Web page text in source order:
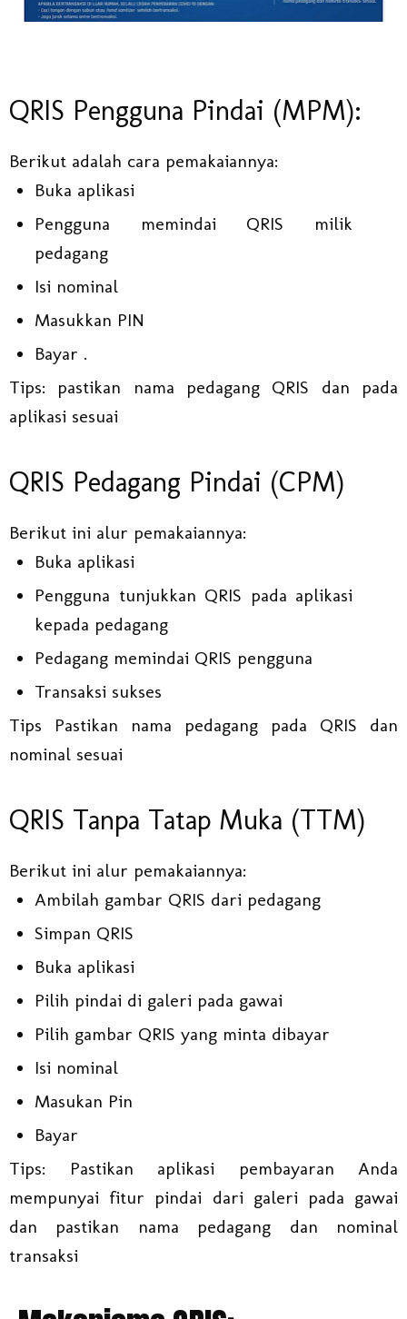
QRIS Pengguna Pindai (MPM):
Berikut adalah cara pemakaiannya:
Buka aplikasi
Pengguna memindai QRIS milik
pedagang
Isi nominal
Masukkan PIN
Bayar .
Tips: pastikan nama pedagang QRIS dan pada
aplikasi sesuai
QRIS Pedagang Pindai (CPM)
Berikut ini alur pemakaiannya:
Buka aplikasi
Pengguna tunjukkan QRIS pada aplikasi
kepada pedagang
Pedagang memindai QRIS pengguna
Transaksi sukses
Tips Pastikan nama pedagang pada QRIS dan
nominal sesuai
QRIS Tanpa Tatap Muka (TTM)
Berikut ini alur pemakaiannya:
Ambilah gambar QRIS dari pedagang
Simpan QRIS
Buka aplikasi
Pilih pindai di galeri pada gawai
Pilih gambar QRIS yang minta dibayar
Isi nominal
Masukan Pin
Bayar
Tips: Pastikan aplikasi pembayaran Anda
mempunyai fitur pindai dari galeri pada gawai
dan pastikan nama pedagang dan nominal
transaksi